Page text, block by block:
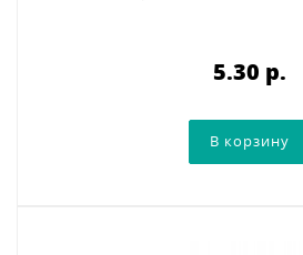
5.30 p.